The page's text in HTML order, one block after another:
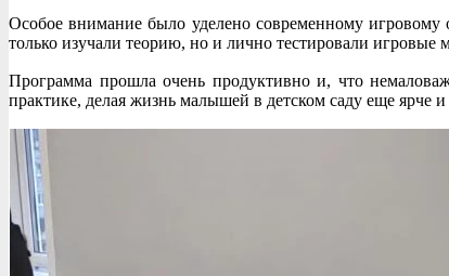
Особое внимание было уделено современному
только изучали теорию, но и лично тестировали
Программа прошла очень продуктивно и, что
практике, делая жизнь малышей в детском саду еще ярче